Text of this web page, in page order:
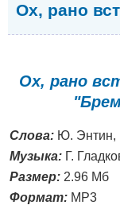
Ох, рано
Ох, рано
Слова: Ю. Энтин,
Музыка: Г.
Размер: 2.96 Мб
Формат: MP3